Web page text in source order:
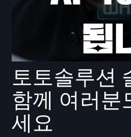
토토솔루션
함께 여러분
세요